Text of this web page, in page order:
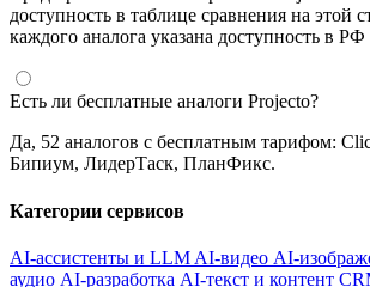
доступность в таблице сравнения на этой
каждого аналога указана доступность в
Есть ли бесплатные аналоги Projecto?
Да, 52 аналогов с бесплатным тарифом:
Бипиум, ЛидерТаск, ПланФикс.
Категории сервисов
AI-ассистенты и LLM AI-видео AI-
аудио AI-разработка AI-текст и контент